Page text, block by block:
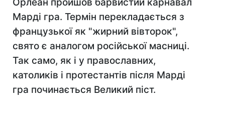
Марді гра. Термін перекладається з
французької як "жирний вівторок",
свято є аналогом російської масниці.
Так само, як і у православних,
католиків і протестантів після Марді
гра починається Великий піст.